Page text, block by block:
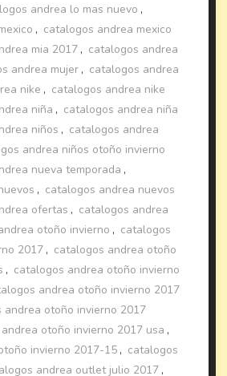
andrea lo mas nuevo ,
, catalogos andrea mexico
mia 2017 , catalogos andrea
andrea mujer , catalogos andrea
nike , catalogos andrea nike
niña , catalogos andrea niña
niños , catalogos andrea
andrea niños otoño invierno
nueva temporada ,
, catalogos andrea nuevos
ofertas , catalogos andrea
otoño invierno , catalogos
2017 , catalogos andrea otoño
, catalogos andrea otoño invierno
andrea otoño invierno 2017
andrea otoño invierno 2017
otoño invierno 2017 usa ,
invierno 2017-15 , catalogos
andrea outlet julio 2017 ,